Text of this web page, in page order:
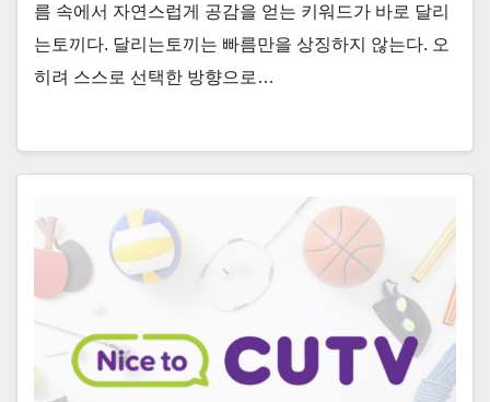
름 속에서 자연스럽게 공감을 얻는 키워드가 바로 달리
는토끼다. 달리는토끼는 빠름만을 상징하지 않는다. 오
히려 스스로 선택한 방향으로…